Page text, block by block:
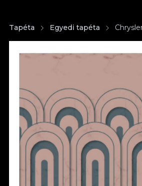
Tapéta Egyedi tapéta